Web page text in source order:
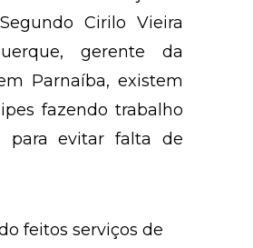
Cirilo Vieira
gerente da
Parnaíba, existem
fazendo trabalho
para evitar falta de
feitos serviços de